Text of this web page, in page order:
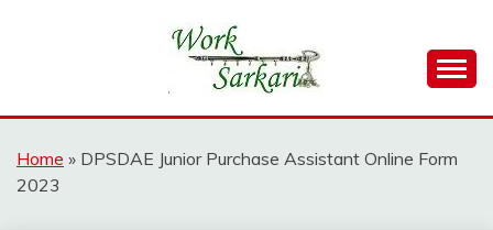
WORK SARKARI
Result 2026
Home » DPSDAE Junior Purchase Assistant Online Form
2023